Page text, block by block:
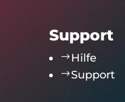
Support
$ Hilfe
$Support